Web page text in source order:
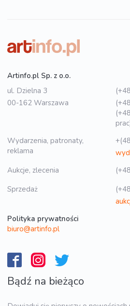
Artinfo.pl Sp. z o.o.
ul. Dzielna 3
00-162 Warszawa
Wydarzenia, patronaty,
reklama
Aukcje, zlecenia
Sprzedaż
Polityka prywatności
biuro@artinfo.pl
Bądź na bieżąco